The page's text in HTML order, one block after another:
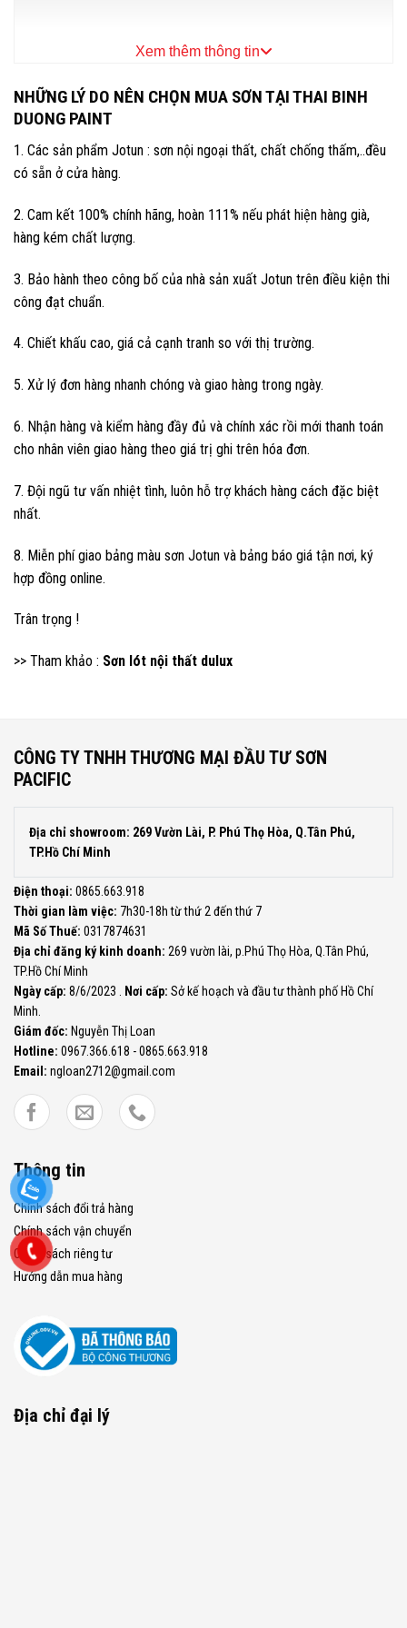
Xem thêm thông tin
NHỮNG LÝ DO NÊN CHỌN MUA SƠN TẠI THAI BINH
DUONG PAINT
1. Các sản phẩm Jotun : sơn nội ngoại thất, chất chống thấm,..đều
có sẵn ở cửa hàng.
2. Cam kết 100% chính hãng, hoàn 111% nếu phát hiện hàng già,
hàng kém chất lượng.
3. Bảo hành theo công bố của nhà sản xuất Jotun trên điều kiện thi
công đạt chuẩn.
4. Chiết khấu cao, giá cả cạnh tranh so với thị trường.
5. Xử lý đơn hàng nhanh chóng và giao hàng trong ngày.
6. Nhận hàng và kiểm hàng đầy đủ và chính xác rồi mới thanh toán
cho nhân viên giao hàng theo giá trị ghi trên hóa đơn.
7. Đội ngũ tư vấn nhiệt tình, luôn hỗ trợ khách hàng cách đặc biệt
nhất.
8. Miễn phí giao bảng màu sơn Jotun và bảng báo giá tận nơi, ký
hợp đồng online.
Trân trọng !
>> Tham khảo : Sơn lót nội thất dulux
CÔNG TY TNHH THƯƠNG MẠI ĐẦU TƯ SƠN
PACIFIC
Địa chỉ showroom: 269 Vườn Lài, P. Phú Thọ Hòa, Q.Tân Phú,
TP.Hồ Chí Minh
Điện thoại: 0865.663.918
Thời gian làm việc: 7h30-18h từ thứ 2 đến thứ 7
Mã Số Thuế: 0317874631
Địa chỉ đăng ký kinh doanh: 269 vườn lài, p.Phú Thọ Hòa, Q.Tân Phú,
TP.Hồ Chí Minh
Ngày cấp: 8/6/2023 . Nơi cấp: Sở kế hoạch và đầu tư thành phố Hồ Chí
Minh.
Giám đốc: Nguyễn Thị Loan
Hotline: 0967.366.618 - 0865.663.918
Email: ngloan2712@gmail.com
Thông tin
Chính sách đổi trả hàng
Chính sách vận chuyển
Chính sách riêng tư
Hướng dẫn mua hàng
Địa chỉ đại lý